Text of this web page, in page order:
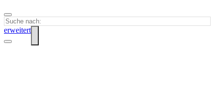
erweitert